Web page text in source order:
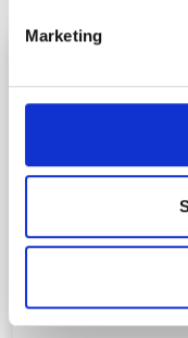
personaliseren, om
en om ons
partners voor social
partners kunnen
verzameld op basis
Marketing